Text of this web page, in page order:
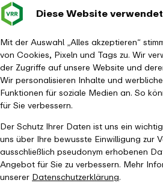
Diese Website
Mit der Auswahl „Alles akzeptieren“
von Cookies, Pixeln und Tags zu. Wir
der Zugriffe auf unsere Website und
Wir personalisieren Inhalte und
Funktionen für soziale Medien an. So
für Sie verbessern.
Der Schutz Ihrer Daten ist uns ein
uns über Ihre bewusste Einwilligung zur
ausschließlich pseudonym erhobenen
Angebot für Sie zu verbessern. Mehr
unsererDatenschutzerklärung.
Verkehrsverbund
Startseite Aktuelles
Newsroom
Landesweite On-Demand-Mobilität in